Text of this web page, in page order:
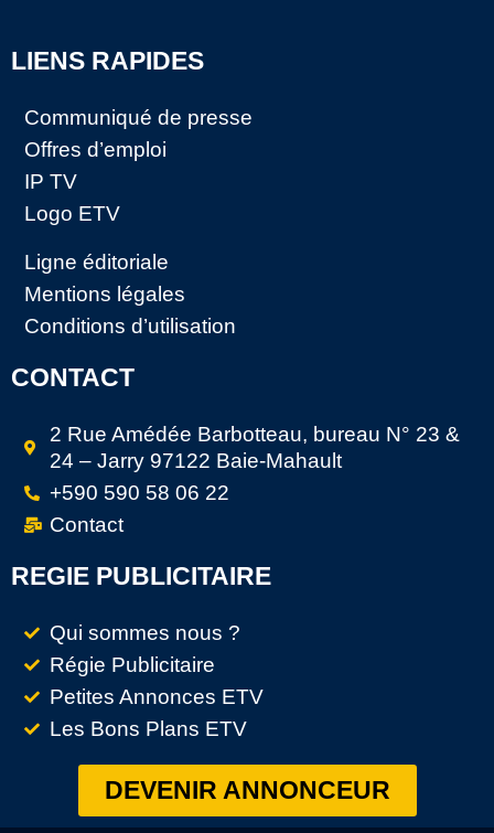
LIENS RAPIDES
Communiqué de presse
Offres d’emploi
IP TV
Logo ETV
Ligne éditoriale
Mentions légales
Conditions d’utilisation
CONTACT
2 Rue Amédée Barbotteau, bureau N° 23 &
24 – Jarry 97122 Baie-Mahault
+590 590 58 06 22
Contact
REGIE PUBLICITAIRE
Qui sommes nous ?
Régie Publicitaire
Petites Annonces ETV
Les Bons Plans ETV
DEVENIR ANNONCEUR